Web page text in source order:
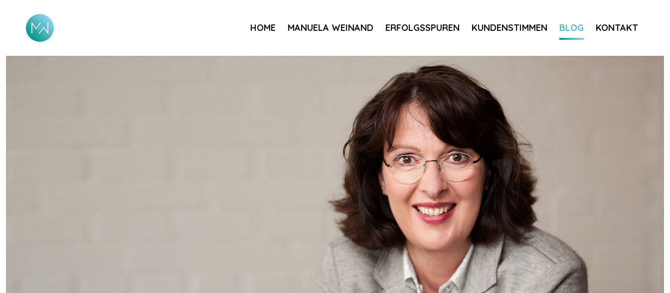
HOME MANUELA WEINAND ERFOLGSSPUREN KUNDENSTIMMEN BLOG KONTAKT